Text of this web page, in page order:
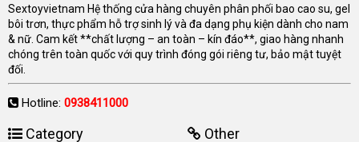
Sextoyvietnam Hệ thống cửa hàng chuyên phân phối bao cao su, gel
bôi trơn, thực phẩm hỗ trợ sinh lý và đa dạng phụ kiện dành cho nam
& nữ. Cam kết **chất lượng – an toàn – kín đáo**, giao hàng nhanh
chóng trên toàn quốc với quy trình đóng gói riêng tư, bảo mật tuyệt
đối.
Hotline: 0938411000
Category Other